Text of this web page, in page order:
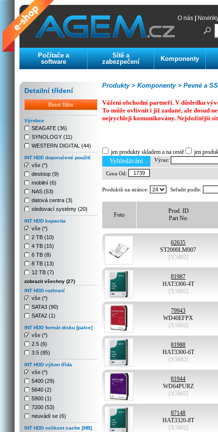
O nás
Počítače a
software
Sítě a
zabezpečení
Komponenty
Detailní třídení
Reset filtru
Výrobce
SEAGATE (36)
SYNOLOGY (11)
WESTERN DIGITAL (44)
INT HDD doporučené použití
vše (*)
desktop (9)
mobilní (6)
NAS (53)
datová centra (3)
sledovací systémy (20)
INT HDD kapacita
vše (*)
2 TB (10)
4 TB (15)
6 TB (8)
8 TB (13)
12 TB (7)
zobrazit všechny (27)
INT HDD rozhraní
vše (*)
SATA3 (90)
SATA2 (1)
INT HDD formát disku [palce]
vše (*)
2.5 (6)
3.5 (85)
INT HDD výkon třída
vše (*)
5400 (29)
5640 (2)
5900 (1)
7200 (53)
neuvádí se (6)
INT HDD velikost cache [MB]
Pevné a
Komponenty >
Produkty >
Vážení obchodní partneři. V důsledku
To může ovlivnit i již zadané, ale dosud
nejrychleji komunikovány. Nejsložitější
jen produkty skladem a na cestě jen
Vyhledávání Výraz:
Cena Od:
Produktů na stránce: Seřadit podle:
Foto
Prod. ID
Part No.
62635
ST2000LM007
[X5002]
81987
HAT3300-4T
[X5002]
79943
WD40EFPX
[X5002]
81988
HAT3300-6T
[X5002]
81944
WD64PURZ
[X5002]
87148
HAT3320-8T
[X5002]